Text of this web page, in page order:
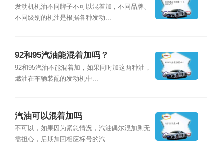
发动机机油不同牌子不可以混着加，不同品牌、
不同级别的机油是根据各种发动...
92和95汽油能混着加吗？
92和95汽油不能混着加，如果同时加这两种油，
燃油在车辆装配的发动机中...
汽油可以混着加吗
不可以，如果因为紧急情况，汽油偶尔混加则无
需担心，后期加回相应标号的汽...